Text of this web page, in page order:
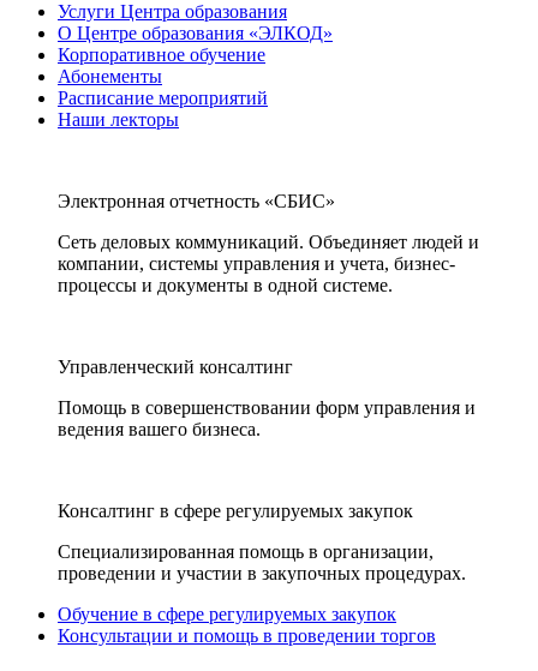
Услуги Центра образования
О Центре образования «ЭЛКОД»
Корпоративное обучение
Абонементы
Расписание мероприятий
Наши лекторы
Электронная отчетность «СБИС»
Сеть деловых коммуникаций. Объединяет людей и
компании, системы управления и учета, бизнес-
процессы и документы в одной системе.
Управленческий консалтинг
Помощь в совершенствовании форм управления и
ведения вашего бизнеса.
Консалтинг в сфере регулируемых закупок
Специализированная помощь в организации,
проведении и участии в закупочных процедурах.
Обучение в сфере регулируемых закупок
Консультации и помощь в проведении торгов